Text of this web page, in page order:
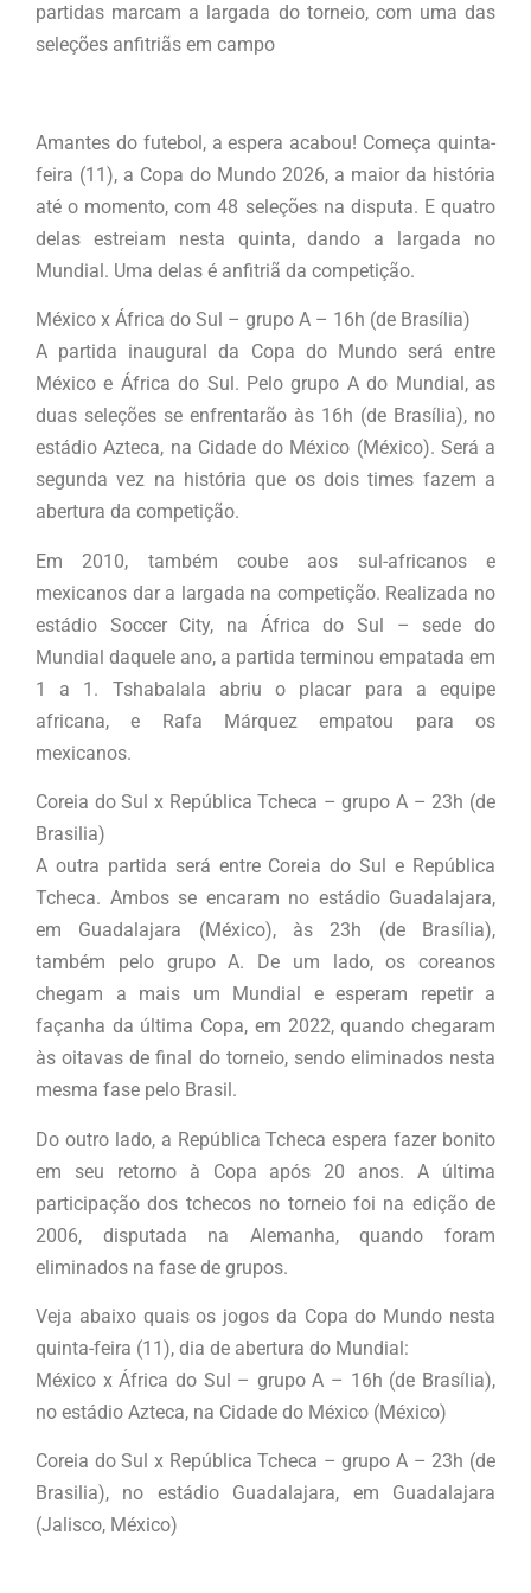
partidas marcam a largada do torneio, com uma das
seleções anfitriãs em campo
Amantes do futebol, a espera acabou! Começa quinta-
feira (11), a Copa do Mundo 2026, a maior da história
até o momento, com 48 seleções na disputa. E quatro
delas estreiam nesta quinta, dando a largada no
Mundial. Uma delas é anfitriã da competição.
México x África do Sul – grupo A – 16h (de Brasília)
A partida inaugural da Copa do Mundo será entre
México e África do Sul. Pelo grupo A do Mundial, as
duas seleções se enfrentarão às 16h (de Brasília), no
estádio Azteca, na Cidade do México (México). Será a
segunda vez na história que os dois times fazem a
abertura da competição.
Em 2010, também coube aos sul-africanos e
mexicanos dar a largada na competição. Realizada no
estádio Soccer City, na África do Sul – sede do
Mundial daquele ano, a partida terminou empatada em
1 a 1. Tshabalala abriu o placar para a equipe
africana, e Rafa Márquez empatou para os
mexicanos.
Coreia do Sul x República Tcheca – grupo A – 23h (de
Brasilia)
A outra partida será entre Coreia do Sul e República
Tcheca. Ambos se encaram no estádio Guadalajara,
em Guadalajara (México), às 23h (de Brasília),
também pelo grupo A. De um lado, os coreanos
chegam a mais um Mundial e esperam repetir a
façanha da última Copa, em 2022, quando chegaram
às oitavas de final do torneio, sendo eliminados nesta
mesma fase pelo Brasil.
Do outro lado, a República Tcheca espera fazer bonito
em seu retorno à Copa após 20 anos. A última
participação dos tchecos no torneio foi na edição de
2006, disputada na Alemanha, quando foram
eliminados na fase de grupos.
Veja abaixo quais os jogos da Copa do Mundo nesta
quinta-feira (11), dia de abertura do Mundial:
México x África do Sul – grupo A – 16h (de Brasília),
no estádio Azteca, na Cidade do México (México)
Coreia do Sul x República Tcheca – grupo A – 23h (de
Brasilia), no estádio Guadalajara, em Guadalajara
(Jalisco, México)